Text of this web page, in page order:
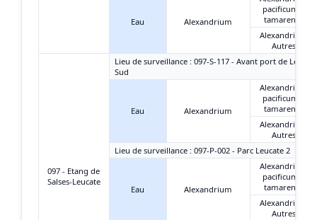
Eau Alexandrium
pacificum +
tamarense
Alexandrium
Autres
097 - Etang de
Salses-Leucate
Lieu de surveillance : 097-S-117 - Avant port de
Sud
Eau Alexandrium
Alexandrium
pacificum +
tamarense
Alexandrium
Autres
Lieu de surveillance : 097-P-002 - Parc Leucate 2
Eau Alexandrium
Alexandrium
pacificum +
tamarense
Alexandrium
Autres